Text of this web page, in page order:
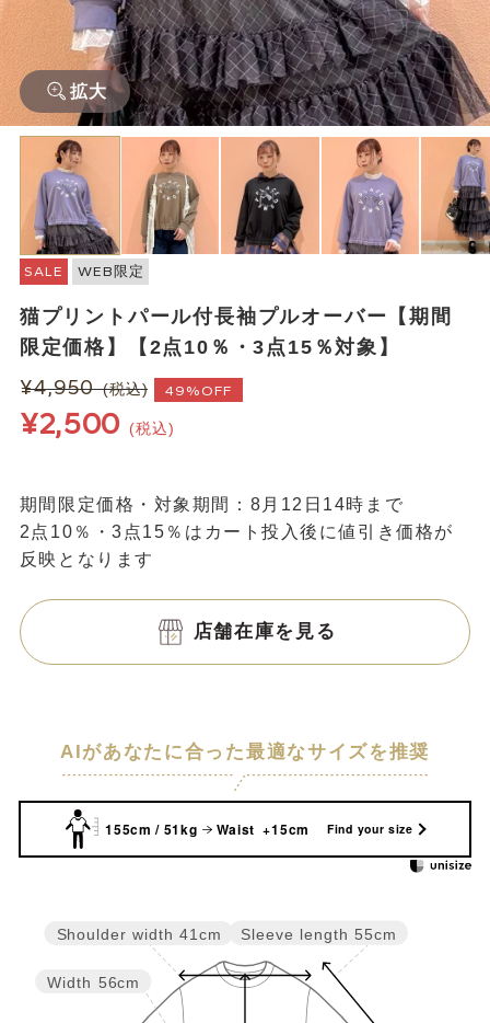
拡大
SALE WEB限定
猫プリントパール付長袖プルオーバー【期間
限定価格】【2点10％・3点15％対象】
¥4,950 (税込) 49%OFF
¥2,500 (税込)
期間限定価格・対象期間：8月12日14時まで
2点10％・3点15％はカート投入後に値引き価格が
反映となります
店舗在庫を見る
AIがあなたに合った最適なサイズを推奨
155cm / 51kg Waist +15cm Find your size
Sleeve length 55cm
Width 56cm
Shoulder width 41cm